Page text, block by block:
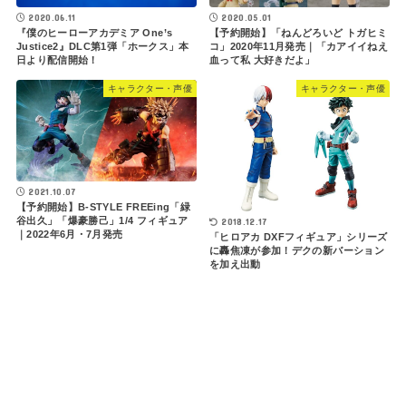
2020.06.11
『僕のヒーローアカデミア One’s
Justice2』DLC第1弾「ホークス」本
日より配信開始！
2020.05.01
【予約開始】「ねんどろいど トガヒミ
コ」2020年11月発売｜「カアイイねえ
血って私 大好きだよ」
キャラクター・声優
2021.10.07
【予約開始】B-STYLE FREEing「緑
谷出久」「爆豪勝己」1/4 フィギュア
｜2022年6月・7月発売
キャラクター・声優
2018.12.17
「ヒロアカ DXFフィギュア」シリーズ
に轟焦凍が参加！デクの新バーション
を加え出動